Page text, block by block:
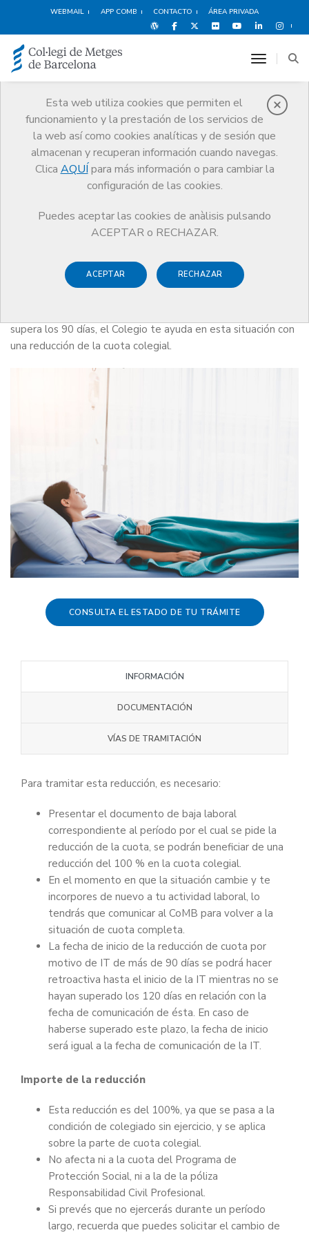
WEBMAIL APP COMB CONTACTO ÁREA PRIVADA
Esta web utiliza cookies que permiten el
funcionamiento y la prestación de los servicios de
la web así como cookies analíticas y de sesión que
almacenan y recuperan información cuando navegas.
Clica AQUÍ para más información o para cambiar la
configuración de las cookies.
Puedes aceptar las cookies de anàlisis pulsando
ACEPTAR o RECHAZAR.
ACEPTAR RECHAZAR
toggle
Médicos
Trámites Incapacidad Temporal superior a 90 días
Incapacidad Temporal
superior a 90 días
supera los 90 días, el Colegio te ayuda en esta situación con
una reducción de la cuota colegial.
CONSULTA EL ESTADO DE TU TRÁMITE
INFORMACIÓN
DOCUMENTACIÓN
VÍAS DE TRAMITACIÓN
Para tramitar esta reducción, es necesario:
Presentar el documento de baja laboral
correspondiente al período por el cual se pide la
reducción de la cuota, se podrán beneficiar de una
reducción del 100 % en la cuota colegial.
En el momento en que la situación cambie y te
incorpores de nuevo a tu actividad laboral, lo
tendrás que comunicar al CoMB para volver a la
situación de cuota completa.
La fecha de inicio de la reducción de cuota por
motivo de IT de más de 90 días se podrá hacer
retroactiva hasta el inicio de la IT mientras no se
hayan superado los 120 días en relación con la
fecha de comunicación de ésta. En caso de
haberse superado este plazo, la fecha de inicio
será igual a la fecha de comunicación de la IT.
Importe de la reducción
Esta reducción es del 100%, ya que se pasa a la
condición de colegiado sin ejercicio, y se aplica
sobre la parte de cuota colegial.
No afecta ni a la cuota del Programa de
Protección Social, ni a la de la póliza
Responsabilidad Civil Profesional.
Si prevés que no ejercerás durante un período
largo, recuerda que puedes solicitar el cambio de